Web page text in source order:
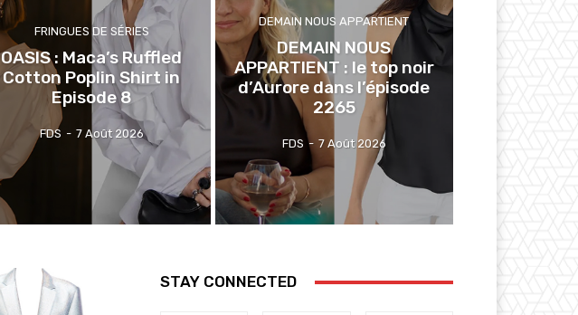
FRINGUES DE SÉRIES
OASIS : Maca’s Ruffled
Cotton Poplin Shirt in
Episode 8
FDS - 7 Août 2026
DEMAIN NOUS APPARTIENT
DEMAIN NOUS
APPARTIENT : le top noir
d’Aurore dans l’épisode
2265
FDS - 7 Août 2026
STAY CONNECTED